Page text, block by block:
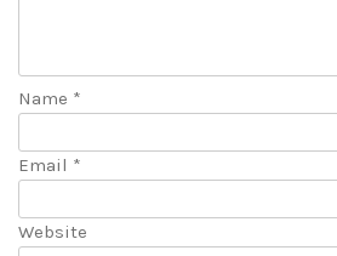
Name *
Email *
Website